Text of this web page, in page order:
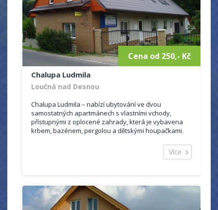
Cena od 250,- Kč
Chalupa Ludmila
Loučná nad Desnou
Chalupa Ludmila – nabízí ubytování ve dvou
samostatných apartmánech s vlastními vchody,
přístupnými z oplocené zahrady, která je vybavena
krbem, bazénem, pergolou a dětskými houpačkami.
Více